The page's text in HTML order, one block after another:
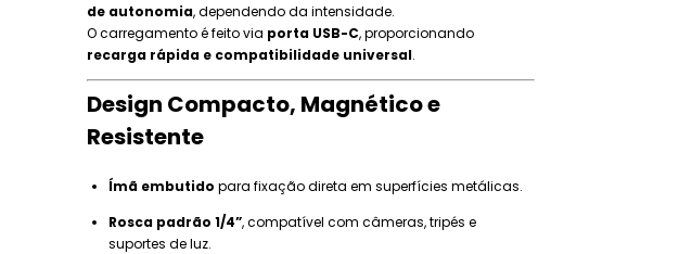
de autonomia, dependendo da intensidade.
O carregamento é feito via porta USB-C, proporcionando
recarga rápida e compatibilidade universal.
Design Compacto, Magnético e
Resistente
Ímã embutido para fixação direta em superfícies metálicas.
Rosca padrão 1/4”, compatível com câmeras, tripés e
suportes de luz.